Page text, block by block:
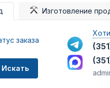
Изготовление
заказа
Искать